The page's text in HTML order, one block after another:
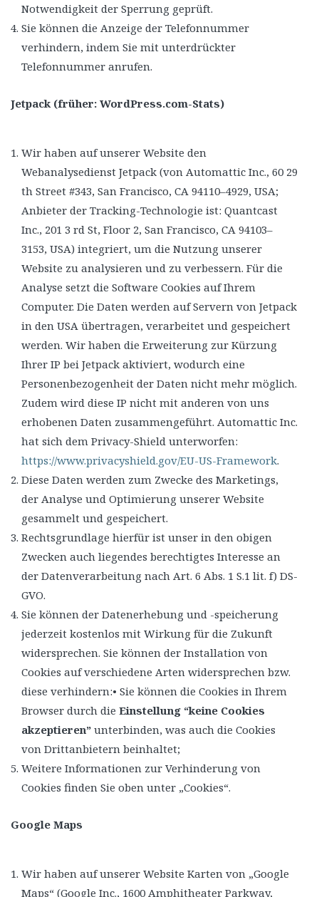
Notwendigkeit der Sperrung geprüft.
Sie können die Anzeige der Telefonnummer
verhindern, indem Sie mit unterdrückter
Telefonnummer anrufen.
Jetpack (früher: WordPress.com-Stats)
Wir haben auf unserer Website den
Webanalysedienst Jetpack (von Automattic Inc., 60 29
th Street #343, San Francisco, CA 94110–4929, USA;
Anbieter der Tracking-Technologie ist: Quantcast
Inc., 201 3 rd St, Floor 2, San Francisco, CA 94103–
3153, USA) integriert, um die Nutzung unserer
Website zu analysieren und zu verbessern. Für die
Analyse setzt die Software Cookies auf Ihrem
Computer. Die Daten werden auf Servern von Jetpack
in den USA übertragen, verarbeitet und gespeichert
werden. Wir haben die Erweiterung zur Kürzung
Ihrer IP bei Jetpack aktiviert, wodurch eine
Personenbezogenheit der Daten nicht mehr möglich.
Zudem wird diese IP nicht mit anderen von uns
erhobenen Daten zusammengeführt. Automattic Inc.
hat sich dem Privacy-Shield unterworfen:
https://www.privacyshield.gov/EU-US-Framework.
Diese Daten werden zum Zwecke des Marketings,
der Analyse und Optimierung unserer Website
gesammelt und gespeichert.
Rechtsgrundlage hierfür ist unser in den obigen
Zwecken auch liegendes berechtigtes Interesse an
der Datenverarbeitung nach Art. 6 Abs. 1 S.1 lit. f) DS-
GVO.
Sie können der Datenerhebung und -speicherung
jederzeit kostenlos mit Wirkung für die Zukunft
widersprechen. Sie können der Installation von
Cookies auf verschiedene Arten widersprechen bzw.
diese verhindern:• Sie können die Cookies in Ihrem
Browser durch die Einstellung “keine Cookies
akzeptieren” unterbinden, was auch die Cookies
von Drittanbietern beinhaltet;
Weitere Informationen zur Verhinderung von
Cookies finden Sie oben unter „Cookies“.
Google Maps
Wir haben auf unserer Website Karten von „Google
Maps“ (Google Inc., 1600 Amphitheater Parkway,